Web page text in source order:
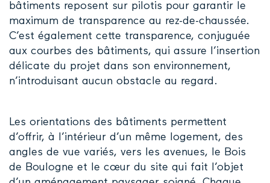
bâtiments reposent sur pilotis pour garantir le
maximum de transparence au rez-de-chaussée.
C’est également cette transparence, conjuguée
aux courbes des bâtiments, qui assure l’insertion
délicate du projet dans son environnement,
n’introduisant aucun obstacle au regard.
Les orientations des bâtiments permettent
d’offrir, à l’intérieur d’un même logement, des
angles de vue variés, vers les avenues, le Bois
de Boulogne et le cœur du site qui fait l’objet